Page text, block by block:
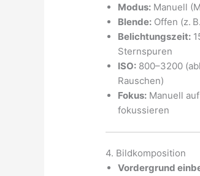
Modus: Manuell
Blende: Offen (z.
Belichtungszeit:
Sternspuren
ISO: 800–3200
Rauschen)
Fokus: Manuell
fokussieren
4. Bildkomposition
Vordergrund